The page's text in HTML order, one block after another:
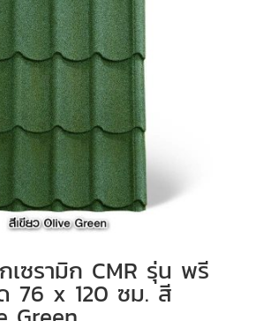
เซรามิก CMR รุ่น พรี
76 x 120 ซม. สี